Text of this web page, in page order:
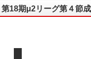
第18期μ2リーグ第４節